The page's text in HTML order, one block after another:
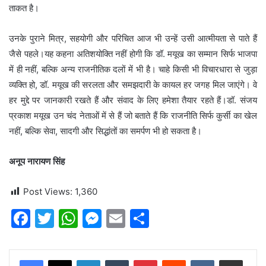
ताकत है।
उनके पुराने मित्र, सहयोगी और परिचित आज भी उन्हें उसी आत्मीयता से पाते हैं
जैसे पहले।यह कहना अतिशयोक्ति नहीं होगी कि डॉ. मयूख का सम्मान सिर्फ भाजपा
में ही नहीं, बल्कि अन्य राजनीतिक दलों में भी है। चाहे किसी भी विचारधारा से जुड़ा
व्यक्ति हो, डॉ. मयूख की सरलता और समझदारी के कायल हर जगह मिल जाएंगे। वे
हर मुद्दे पर जानकारी रखते हैं और संवाद के लिए हमेशा तैयार रहते हैं।डॉ. संजय
प्रकाश मयूख उन चंद नेताओं में से हैं जो बताते हैं कि राजनीति सिर्फ कुर्सी का खेल
नहीं, बल्कि सेवा, सादगी और सिद्धांतों का समर्पण भी हो सकता है।
अनूप नारायण सिंह
Post Views: 1,360
F
c
T
itt
W
at
M
s
E
ai ar
LinkedInTumblr PinterestReddit VKontakteShare via Email